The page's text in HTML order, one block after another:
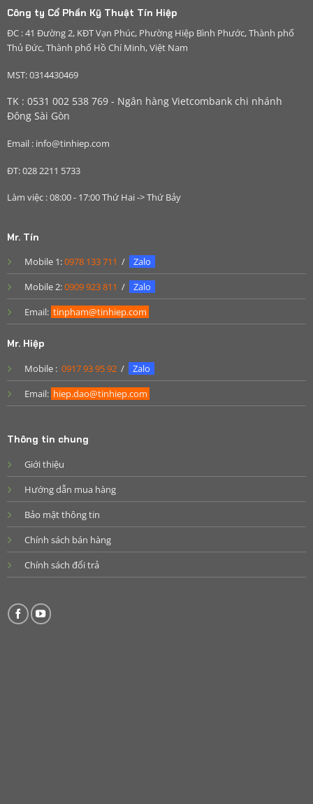
Công ty Cổ Phần Kỹ Thuật Tín Hiệp
ĐC : 41 Đường 2, KĐT Vạn Phúc, Phường Hiệp Bình Phước, Thành phố
Thủ Đức, Thành phố Hồ Chí Minh, Việt Nam
MST: 0314430469
TK : 0531 002 538 769 - Ngân hàng Vietcombank chi nhánh
Đông Sài Gòn
Email : info@tinhiep.com
ĐT: 028 2211 5733
Làm việc : 08:00 - 17:00 Thứ Hai -> Thứ Bảy
Mr. Tín
Mobile 1:0978 133 711 /
Zalo
Mobile 2:0909 923 811 /
Zalo
Email: tinpham@tinhiep.com
Mr. Hiệp
Mobile : 0917 93 95 92/
Zalo
Email: hiep.dao@tinhiep.com
Thông tin chung
Giới thiệu
Hướng dẫn mua hàng
Bảo mật thông tin
Chính sách bán hàng
Chính sách đổi trả